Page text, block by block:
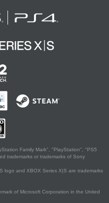
Family Mark", "PlayStation", "PS5
trademarks or trademarks of Sony
logo and XBOX Series X|S are trademarks
of Microsoft Corporation in the United